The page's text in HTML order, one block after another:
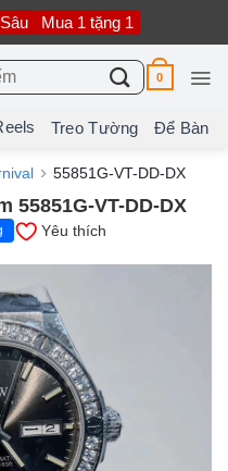
Mua 1 tặng 1
0
Treo Tường Để Bàn
55851G-VT-DD-DX
55851G-VT-DD-DX
Yêu thích